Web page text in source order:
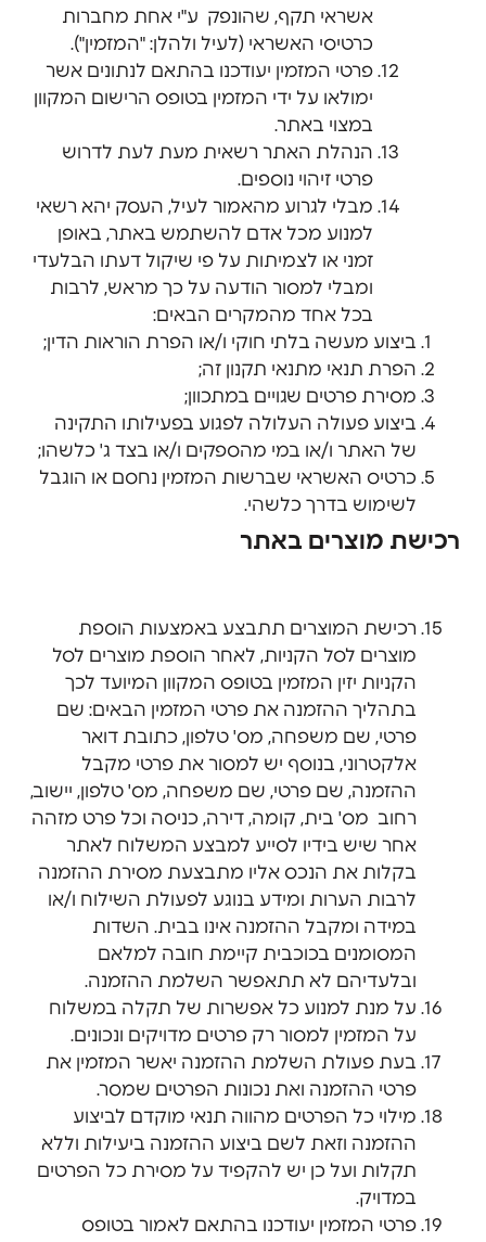
אשראי תקף, שהונפק ע"י אחת מחברות
כרטיסי האשראי (לעיל ולהלן: "המזמין").
פרטי המזמין יעודכנו בהתאם לנתונים אשר
ימולאו על ידי המזמין בטופס הרישום המקוון
במצוי באתר.
הנהלת האתר רשאית מעת לעת לדרוש
פרטי זיהוי נוספים.
מבלי לגרוע מהאמור לעיל, העסק יהא רשאי
למנוע מכל אדם להשתמש באתר, באופן
זמני או לצמיתות על פי שיקול דעתו הבלעדי
ומבלי למסור הודעה על כך מראש, לרבות
בכל אחד מהמקרים הבאים:
ביצוע מעשה בלתי חוקי ו/או הפרת הוראות הדין;
הפרת תנאי מתנאי תקנון זה;
מסירת פרטים שגויים במתכוון;
ביצוע פעולה העלולה לפגוע בפעילותו התקינה
של האתר ו/או במי מהספקים ו/או בצד ג' כלשהו;
כרטיס האשראי שברשות המזמין נחסם או הוגבל
לשימוש בדרך כלשהי.
רכישת מוצרים באתר
רכישת המוצרים תתבצע באמצעות הוספת
מוצרים לסל הקניות, לאחר הוספת מוצרים לסל
הקניות יזין המזמין בטופס המקוון המיועד לכך
בתהליך ההזמנה את פרטי המזמין הבאים: שם
פרטי, שם משפחה, מס' טלפון, כתובת דואר
אלקטרוני, בנוסף יש למסור את פרטי מקבל
ההזמנה, שם פרטי, שם משפחה, מס' טלפון, יישוב,
רחוב מס' בית, קומה, דירה, כניסה וכל פרט מזהה
אחר שיש בידיו לסייע למבצע המשלוח לאתר
בקלות את הנכס אליו מתבצעת מסירת ההזמנה
לרבות הערות ומידע בנוגע לפעולת השילוח ו/או
במידה ומקבל ההזמנה אינו בבית. השדות
המסומנים בכוכבית קיימת חובה למלאם
ובלעדיהם לא תתאפשר השלמת ההזמנה.
על מנת למנוע כל אפשרות של תקלה במשלוח
על המזמין למסור רק פרטים מדויקים ונכונים.
בעת פעולת השלמת ההזמנה יאשר המזמין את
פרטי ההזמנה ואת נכונות הפרטים שמסר.
מילוי כל הפרטים מהווה תנאי מוקדם לביצוע
ההזמנה וזאת לשם ביצוע ההזמנה ביעילות וללא
תקלות ועל כן יש להקפיד על מסירת כל הפרטים
במדויק.
פרטי המזמין יעודכנו בהתאם לאמור בטופס